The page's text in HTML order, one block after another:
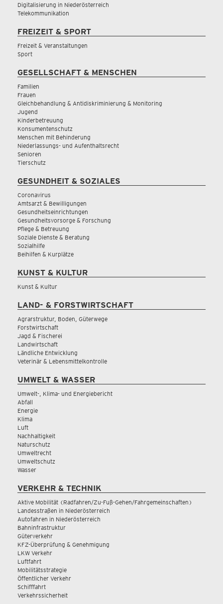
Digitalisierung in Niederösterreich
Telekommunikation
FREIZEIT & SPORT
Freizeit & Veranstaltungen
Sport
GESELLSCHAFT & MENSCHEN
Familien
Frauen
Gleichbehandlung & Antidiskriminierung & Monitoring
Jugend
Kinderbetreuung
Konsumentenschutz
Menschen mit Behinderung
Niederlassungs- und Aufenthaltsrecht
Senioren
Tierschutz
GESUNDHEIT & SOZIALES
Coronavirus
Amtsarzt & Bewilligungen
Gesundheitseinrichtungen
Gesundheitsvorsorge & Forschung
Pflege & Betreuung
Soziale Dienste & Beratung
Sozialhilfe
Beihilfen & Kurplätze
KUNST & KULTUR
Kunst & Kultur
LAND- & FORSTWIRTSCHAFT
Agrarstruktur, Boden, Güterwege
Forstwirtschaft
Jagd & Fischerei
Landwirtschaft
Ländliche Entwicklung
Veterinär & Lebensmittelkontrolle
UMWELT & WASSER
Umwelt-, Klima- und Energiebericht
Abfall
Energie
Klima
Luft
Nachhaltigkeit
Naturschutz
Umweltrecht
Umweltschutz
Wasser
VERKEHR & TECHNIK
Aktive Mobilität (Radfahren/Zu-Fuß-Gehen/Fahrgemeinschaften)
Landesstraßen in Niederösterreich
Autofahren in Niederösterreich
Bahninfrastruktur
Güterverkehr
KFZ-Überprüfung & Genehmigung
LKW Verkehr
Luftfahrt
Mobilitätsstrategie
Öffentlicher Verkehr
Schifffahrt
Verkehrssicherheit